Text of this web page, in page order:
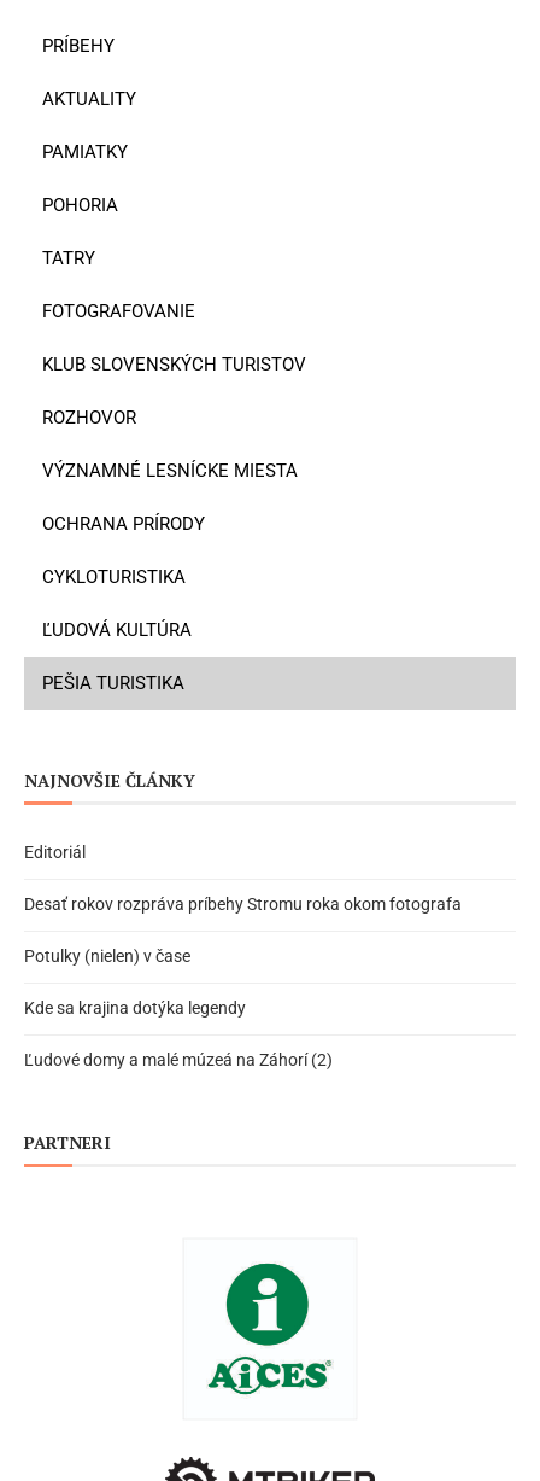
PRÍBEHY
AKTUALITY
PAMIATKY
POHORIA
TATRY
FOTOGRAFOVANIE
KLUB SLOVENSKÝCH TURISTOV
ROZHOVOR
VÝZNAMNÉ LESNÍCKE MIESTA
OCHRANA PRÍRODY
CYKLOTURISTIKA
ĽUDOVÁ KULTÚRA
PEŠIA TURISTIKA
NAJNOVŠIE ČLÁNKY
Editoriál
Desať rokov rozpráva príbehy Stromu roka okom fotografa
Potulky (nielen) v čase
Kde sa krajina dotýka legendy
Ľudové domy a malé múzeá na Záhorí (2)
PARTNERI